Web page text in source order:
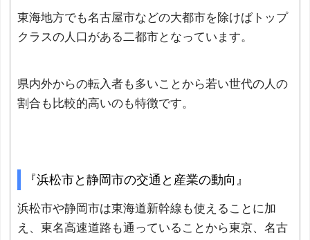
東海地方でも名古屋市などの大都市を除けばトップ
クラスの人口がある二都市となっています。
県内外からの転入者も多いことから若い世代の人の
割合も比較的高いのも特徴です。
『浜松市と静岡市の交通と産業の動向』
浜松市や静岡市は東海道新幹線も使えることに加
え、東名高速道路も通っていることから東京、名古